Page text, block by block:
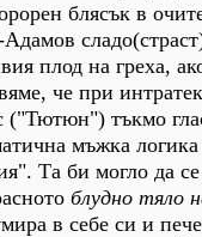
блясък в
плод на греха,
че при
("Тютюн") тъкмо
мъжка
Та би могло да
блудно тяло
в себе си и